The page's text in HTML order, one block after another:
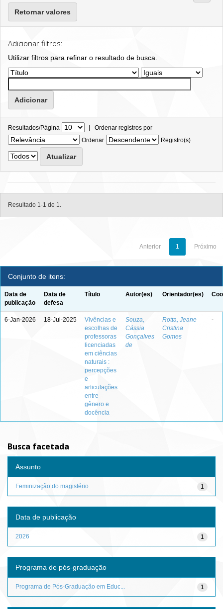
Retornar valores
Adicionar filtros:
Utilizar filtros para refinar o resultado de busca.
Resultados/Página | Ordenar registros por
Ordenar
Registro(s)
Resultado 1-1 de 1.
Anterior 1 Próximo
Conjunto de itens:
Data de
publicação
Data de
defesa
Título Autor(es) Orientador(es)
6-Jan-2026 18-Jul-2025
Vivências e
escolhas de
professoras
licenciadas
em ciências
naturais :
percepções
e
articulações
entre
gênero e
docência
Souza,
Cássia
Gonçalves
de
Rotta, Jeane
Cristina
Gomes
-
Busca facetada
Assunto
1
Feminização do magistério
Data de publicação
1
2026
Programa de pós-graduação
1
Programa de Pós-Graduação em Educ...